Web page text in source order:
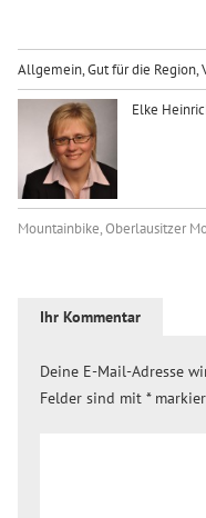
Allgemein,Gut für die Region,
Elke
Mountainbike,Oberlausitzer
Ihr Kommentar
Deine E-Mail-Adresse
Felder sind mit *